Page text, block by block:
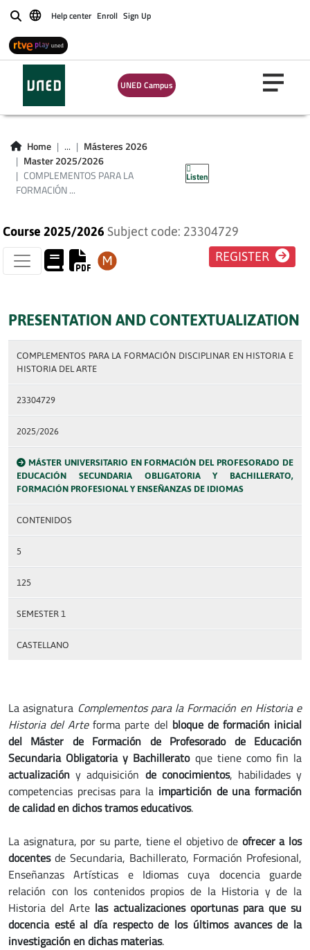
BuscarHelp center Enroll Sign Up
UNED Campus
Home ...
Másteres 2026
Master 2025/2026
COMPLEMENTOS PARA LA
FORMACIÓN ...
Listen
COMPLEMENTOS
PARA LA
FORMACIÓN
DISCIPLINAR EN
HISTORIA E
HISTORIA DEL ARTE
Course 2025/2026 Subject code: 23304729
REGISTER
PRESENTATION AND CONTEXTUALIZATION
COMPLEMENTOS PARA LA FORMACIÓN DISCIPLINAR EN HISTORIA E
HISTORIA DEL ARTE
23304729
2025/2026
MÁSTER UNIVERSITARIO EN FORMACIÓN DEL PROFESORADO DE
EDUCACIÓN SECUNDARIA OBLIGATORIA Y BACHILLERATO,
FORMACIÓN PROFESIONAL Y ENSEÑANZAS DE IDIOMAS
CONTENIDOS
5
125
SEMESTER 1
CASTELLANO
La asignatura Complementos para la Formación en Historia e
Historia del Arteforma parte del bloque de formación inicial
del Máster de Formación de Profesorado de Educación
Secundaria Obligatoria y Bachilleratoque tiene como fin la
actualización y adquisición de conocimientos, habilidades y
competencias precisas para la impartición de una formación
de calidad en dichos tramos educativos.
La asignatura, por su parte, tiene el objetivo de ofrecer a los
docentesde Secundaria, Bachillerato, Formación Profesional,
Enseñanzas Artísticas e Idiomas cuya docencia guarde
relación con los contenidos propios de la Historia y de la
Historia del Arte las actualizaciones oportunas para que su
docencia esté al día respecto de los últimos avances de la
investigación en dichas materias.